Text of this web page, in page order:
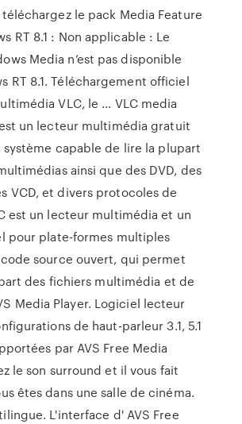
téléchargez le pack Media Feature
RT 8.1 : Non applicable : Le
Media n’est pas disponible
RT 8.1. Téléchargement officiel
VLC, le ... VLC media
un lecteur multimédia gratuit
capable de lire la plupart
ainsi que des DVD, des
VCD, et divers protocoles de
est un lecteur multimédia et un
pour plate-formes multiples
source ouvert, qui permet
des fichiers multimédia et de
Media Player. Logiciel lecteur
de haut-parleur 3.1, 5.1
par AVS Free Media
le son surround et il vous fait
êtes dans une salle de cinéma.
L'interface d' AVS Free